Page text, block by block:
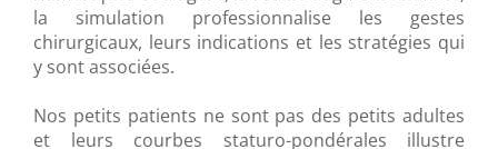
la simulation professionnalise les gestes
chirurgicaux, leurs indications et les stratégies qui
y sont associées.
Nos petits patients ne sont pas des petits adultes
et leurs courbes staturo-pondérales illustre